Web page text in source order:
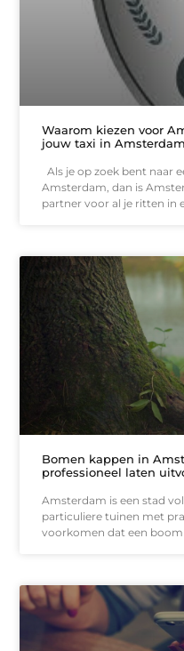
Waarom kiezen voor
jouw taxi in Amsterdam
Als je op zoek bent naar
Amsterdam, dan is
partner voor al je ritten in
Bomen kappen in
professioneel laten
Amsterdam is een stad
particuliere tuinen met
voorkomen dat een boom